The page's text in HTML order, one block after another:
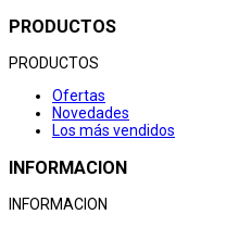
PRODUCTOS
PRODUCTOS
Ofertas
Novedades
Los más vendidos
INFORMACION
INFORMACION